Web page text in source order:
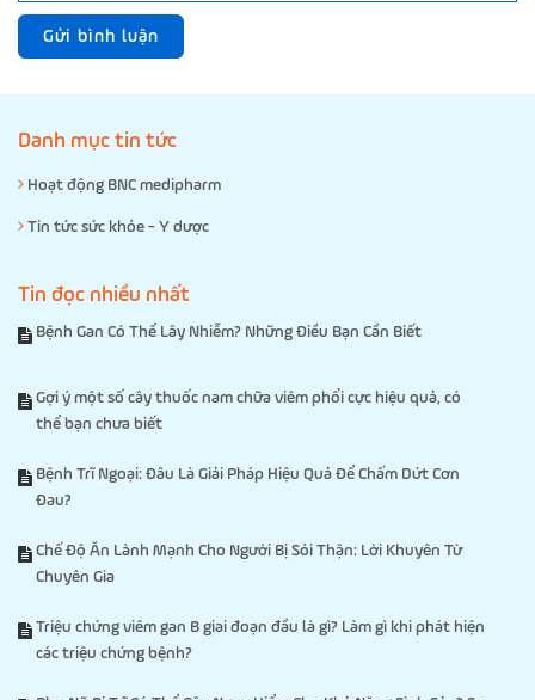
Gửi bình luận
Danh mục tin tức
Hoạt động BNC medipharm
Tin tức sức khỏe - Y dược
Tin đọc nhiều nhất
Bệnh Gan Có Thể Lây Nhiễm? Những Điều Bạn Cần Biết
Gợi ý một số cây thuốc nam chữa viêm phổi cực hiệu quả, có
thể bạn chưa biết
Bệnh Trĩ Ngoại: Đâu Là Giải Pháp Hiệu Quả Để Chấm Dứt Cơn
Đau?
Chế Độ Ăn Lành Mạnh Cho Người Bị Sỏi Thận: Lời Khuyên Từ
Chuyên Gia
Triệu chứng viêm gan B giai đoạn đầu là gì? Làm gì khi phát hiện
các triệu chứng bệnh?